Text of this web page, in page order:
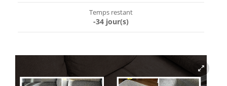
Temps restant
-34 jour(s)